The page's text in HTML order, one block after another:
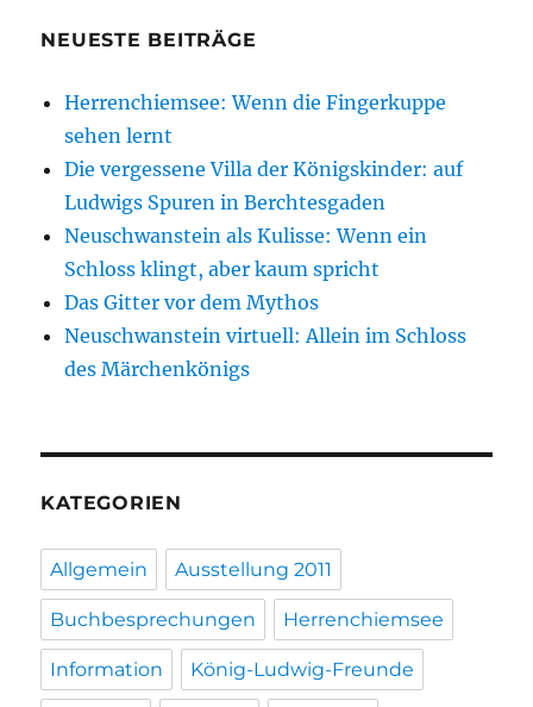
NEUESTE BEITRÄGE
Herrenchiemsee: Wenn die Fingerkuppe
sehen lernt
Die vergessene Villa der Königskinder: auf
Ludwigs Spuren in Berchtesgaden
Neuschwanstein als Kulisse: Wenn ein
Schloss klingt, aber kaum spricht
Das Gitter vor dem Mythos
Neuschwanstein virtuell: Allein im Schloss
des Märchenkönigs
KATEGORIEN
Allgemein Ausstellung 2011
Buchbesprechungen Herrenchiemsee
Information König-Ludwig-Freunde